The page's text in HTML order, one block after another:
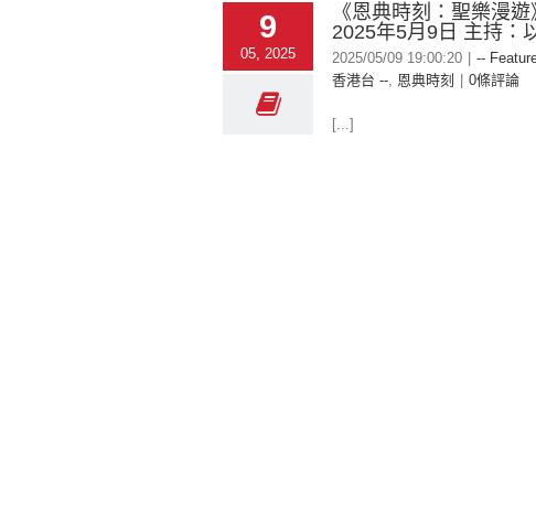
9
05, 2025
《恩典時刻：聖樂漫遊
2025年5月9日 主持：
2025/05/09 19:00:20 --
香港台 --, 恩典時刻 0條評論
[...]